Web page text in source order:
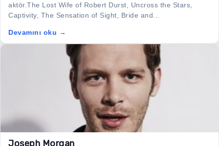
aktör.The Lost Wife of Robert Durst, Uncross the Stars,
Captivity, The Sensation of Sight, Bride and...
Devamını oku →
Joseph Morgan